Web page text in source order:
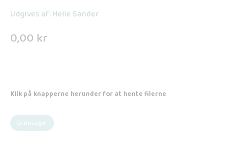
Udgives af: Helle Sander
0,00 kr
Klik på knapperne herunder for at hente filerne
Grønsager